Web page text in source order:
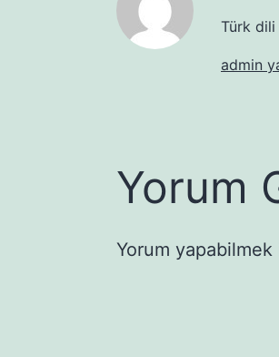
Türk dili
admin
Yorum
Yorum yapabilmek